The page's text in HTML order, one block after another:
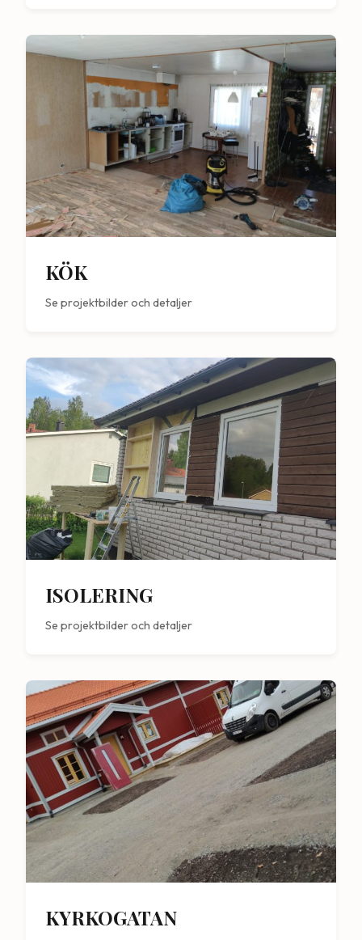
KÖK
Se projektbilder och detaljer
ISOLERING
Se projektbilder och detaljer
KYRKOGATAN